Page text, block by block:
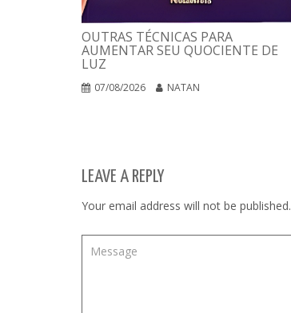
OUTRAS TÉCNICAS PARA
AUMENTAR SEU QUOCIENTE DE
LUZ
07/08/2026 NATAN
LEAVE A REPLY
Your email address will not be published.